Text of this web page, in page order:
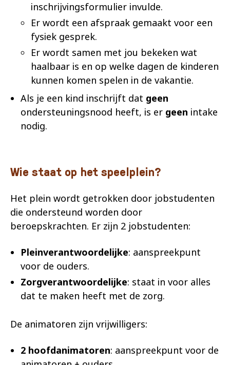
inschrijvingsformulier invulde.
Er wordt een afspraak gemaakt voor een
fysiek gesprek.
Er wordt samen met jou bekeken wat
haalbaar is en op welke dagen de kinderen
kunnen komen spelen in de vakantie.
Als je een kind inschrijft dat geen
ondersteuningsnood heeft, is er geen intake
nodig.
Wie staat op het speelplein?
Het plein wordt getrokken door jobstudenten
die ondersteund worden door
beroepskrachten. Er zijn 2 jobstudenten:
Pleinverantwoordelijke: aanspreekpunt
voor de ouders.
Zorgverantwoordelijke: staat in voor alles
dat te maken heeft met de zorg.
De animatoren zijn vrijwilligers:
2 hoofdanimatoren: aanspreekpunt voor de